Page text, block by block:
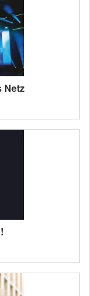
Netz